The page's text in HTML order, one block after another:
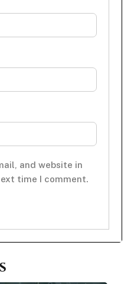
and website in
time I comment.